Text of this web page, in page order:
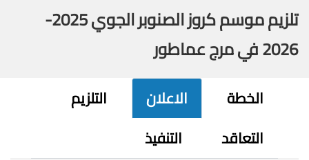
تلزيم موسم كروز الصنوبر الجوي 2025-
2026 في مرج عماطور
الخطة الاعلان
التلزيم
التعاقد
التنفيذ